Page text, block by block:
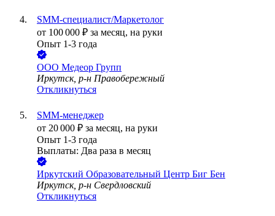
SMM-специалист/Маркетолог
от 100 000 ₽ за месяц, на руки
Опыт 1-3 года
ООО Медеор Групп
Иркутск, р-н Правобережный
Откликнуться
SMM-менеджер
от 20 000 ₽ за месяц, на руки
Опыт 1-3 года
Выплаты: Два раза в месяц
Иркутский Образовательный Центр Биг Бен
Иркутск, р-н Свердловский
Откликнуться